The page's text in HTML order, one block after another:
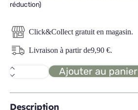
réduction)
Click&Collect gratuit en magasin.
Livraison à partir de9,90 €.
quantité
de
set
de
Ajouter au panier
Description